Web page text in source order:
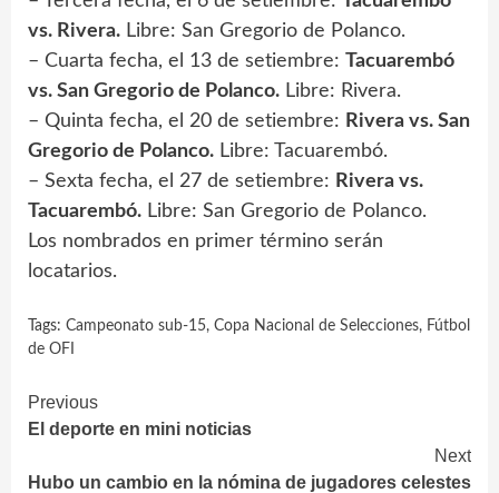
vs. Rivera. Libre: San Gregorio de Polanco.
– Cuarta fecha, el 13 de setiembre: Tacuarembó
vs. San Gregorio de Polanco. Libre: Rivera.
– Quinta fecha, el 20 de setiembre: Rivera vs. San
Gregorio de Polanco. Libre: Tacuarembó.
– Sexta fecha, el 27 de setiembre: Rivera vs.
Tacuarembó. Libre: San Gregorio de Polanco.
Los nombrados en primer término serán
locatarios.
Tags: Campeonato sub-15, Copa Nacional de Selecciones, Fútbol
de OFI
Continue
Reading
Previous
El deporte en mini noticias
Next
Hubo un cambio en la nómina de jugadores celestes